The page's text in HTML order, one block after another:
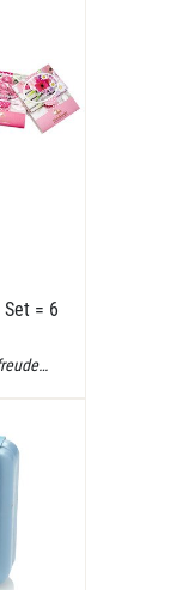
= 6